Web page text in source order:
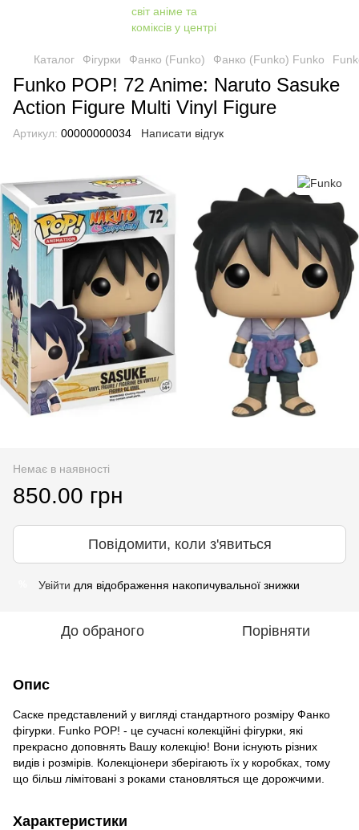
Каталог Фігурки Фанко (Funko) Фанко (Funko) Funko
Funko POP! 72 Anime: Naruto Sasuke
Action Figure Multi Vinyl Figure
Артикул: 00000000034 Написати відгук
Немає в наявності
850.00 грн
Повідомити, коли з'явиться
Увійти для відображення накопичувальної знижки
До обраного Порівняти
Опис
Саске представлений у вигляді стандартного розміру Фанко
фігурки. Funko POP! - це сучасні колекційні фігурки, які
прекрасно доповнять Вашу колекцію! Вони існують різних
видів і розмірів. Колекціонери зберігають їх у коробках, тому
що більш лімітовані з роками становляться ще дорожчими.
Характеристики